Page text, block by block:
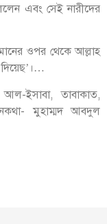
এবং সেই নারীদের
ওপর থেকে আল্লাহ
ইসাবা, তাবাকাত,
মুহাম্মদ আবদুল